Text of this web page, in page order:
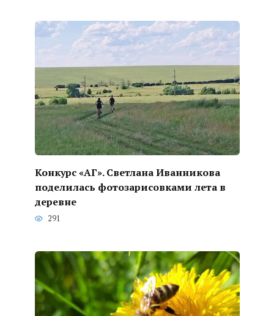
Конкурс «АГ». Светлана Иванникова
поделилась фотозарисовками лета в
деревне
291